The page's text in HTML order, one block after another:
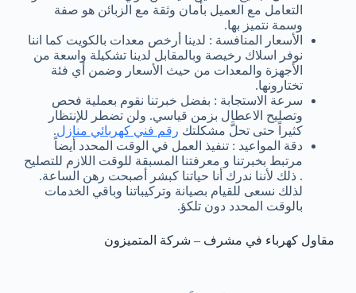
التعامل مع العميل بأمان وثقة مع الزبائن هو صفة
وسمة نتميز بها.
الأسعار المنافسة : لدينا أرخص معدات بالكويت كما اننا
نوفر اسلاك رخيصة وبالمقابل لدينا تشكيلة واسعة من
الأجهزة والمعدات من حيث الأسعار وضمن أي فئة
تختارونها.
سرعة الاستجابة : بفضل خبرتنا نقوم بعملية فحص
وتصليح الاعطال بزمن قياسي. ولن تضطر للإنتظار
كثيراً حتى تحلَّ مشكلتك رقم فني كهربائي منازل.
دقة المواعيد : تنفيذ العمل في الوقت المحدد أيضاً
مرتبط بخبرتنا و معرفتنا المسبقة للوقت اللازم للتصليح
. ذلك لأننا ندرك أنا حياتنا كبشر أصبحت رهن الساعة.
لذلك نسعى للقيام بصيانة وتركيباتنا وباقي الخدمات
بالوقت المحدد دون تلكؤ.
مقاول كهرباء في مشرف – شركة المتميزون